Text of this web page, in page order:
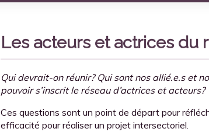
Les acteurs et actrices du
Qui devrait-on réunir? Qui sont nos allié.e.s et
pouvoir s’inscrit le réseau d’actrices et acteurs?
Ces questions sont un point de départ pour
efficacité pour réaliser un projet intersectoriel.